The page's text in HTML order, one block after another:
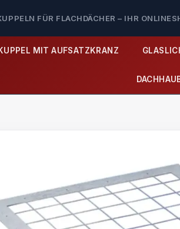
FÜR FLACHDÄCHER – IHR
MIT AUFSATZKRANZ